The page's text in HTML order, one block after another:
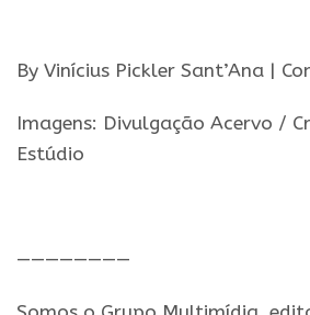
By Vinícius Pickler Sant’Ana |
Imagens: Divulgação Acervo /
Estúdio
————————